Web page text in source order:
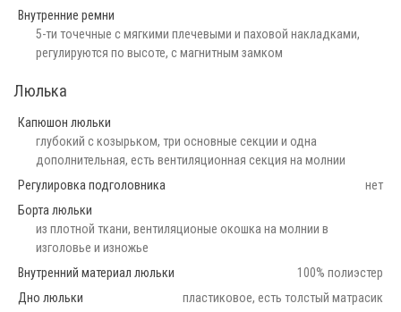
Внутренние ремни
5-ти точечные с мягкими плечевыми и паховой накладками,
регулируются по высоте, с магнитным замком
Люлька
Капюшон люльки
глубокий с козырьком, три основные секции и одна
дополнительная, есть вентиляционная секция на молнии
Регулировка подголовника
нет
Борта люльки
из плотной ткани, вентиляционые окошка на молнии в
изголовье и изножье
Внутренний материал люльки
100% полиэстер
Дно люльки
пластиковое, есть толстый матрасик